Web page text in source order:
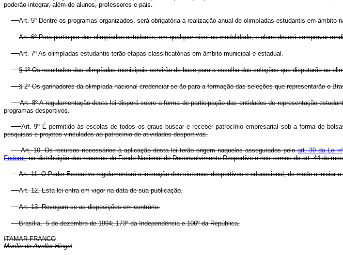
poderão integrar, além de alunos, professores e pais.
Art. 5º Dentre os programas organizados, será obrigatória a realização anual de olimpíadas estudantis em
Art. 6º Para participar das olimpíadas estudantis, em qualquer nível ou modalidade, o aluno deverá comprovar
Art. 7º As olimpíadas estudantis terão etapas classificatórias em âmbito municipal e estadual.
§ 1º Os resultados das olimpíadas municipais servirão de base para a escolha das seleções que disputarão as
§ 2º Os ganhadores da olimpíada nacional credenciar-se-ão para a formação das seleções que representarão o
Art. 8º A regulamentação desta lei disporá sobre a forma de participação das entidades de representação
programas desportivos.
Art. 9º É permitido às escolas de todos os graus buscar e receber patrocínio empresarial sob a forma de
pesquisas e projetos vinculados ao patrocínio de atividades desportivas.
Art. 10. Os recursos necessários à aplicação desta lei terão origem naqueles assegurados peloart. 39 da Lei
Federal, na distribuição dos recursos do Fundo Nacional de Desenvolvimento Desportivo e nos termos do art. 44 da
Art. 11. O Poder Executivo regulamentará a interação dos sistemas desportivos e educacional, de modo a iniciar
Art. 12. Esta lei entra em vigor na data de sua publicação.
Art. 13. Revogam-se as disposições em contrário.
Brasília, 5 de dezembro de 1994; 173º da Independência e 106º da República.
ITAMAR FRANCO
Murílio de Avellar Hingel